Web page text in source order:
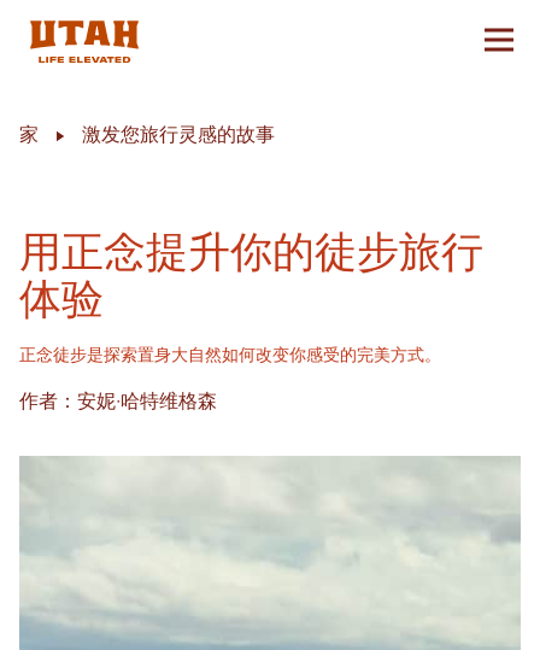
切换
家 激发您旅行灵感的故事
用正念提升你的徒步旅行
体验
正念徒步是探索置身大自然如何改变你感受的完美方式。
作者：安妮·哈特维格森